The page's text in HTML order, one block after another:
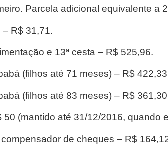
Parcela adicional equivalente a
R$ 31,71.
e 13ª cesta – R$ 525,96.
(filhos até 71 meses) – R$
(filhos até 83 meses) – R$
50 (mantido até 31/12/2016, quando
de cheques – R$